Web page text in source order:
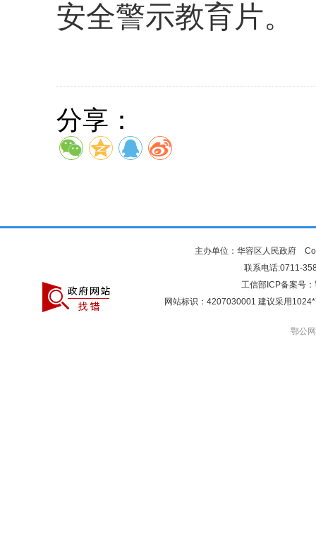
安全警示教育片。
分享：
主办单位：华容区人民政府
联系电话:0711-
工信部ICP备案号：
网站标识：4207030001 建议采用
鄂公